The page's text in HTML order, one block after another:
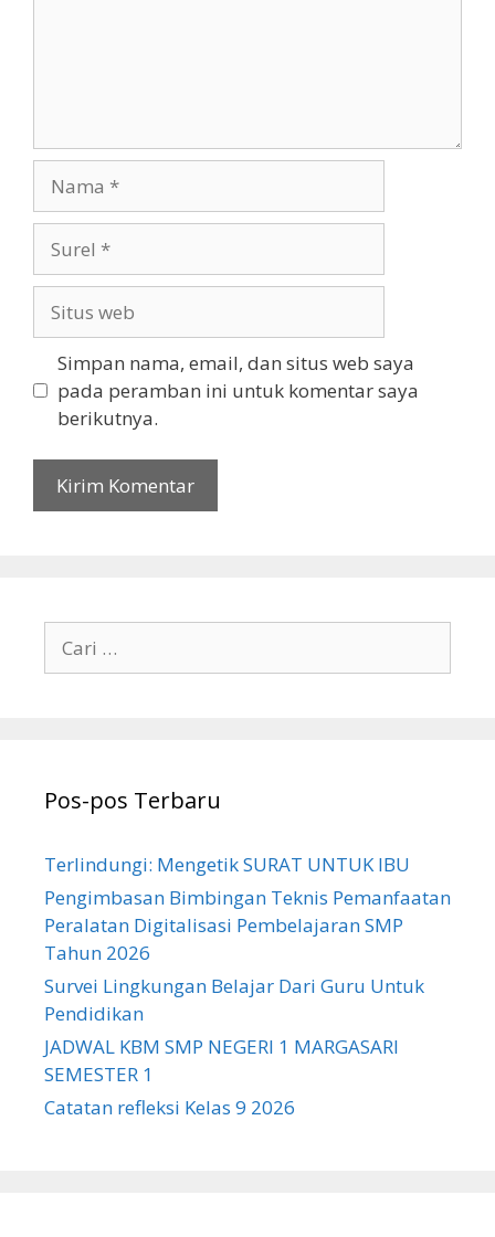
web
Simpan nama, email, dan situs web saya
pada peramban ini untuk komentar saya
berikutnya.
untuk:
Pos-pos Terbaru
Terlindungi: Mengetik SURAT UNTUK IBU
Pengimbasan Bimbingan Teknis Pemanfaatan
Peralatan Digitalisasi Pembelajaran SMP
Tahun 2026
Survei Lingkungan Belajar Dari Guru Untuk
Pendidikan
JADWAL KBM SMP NEGERI 1 MARGASARI
SEMESTER 1
Catatan refleksi Kelas 9 2026